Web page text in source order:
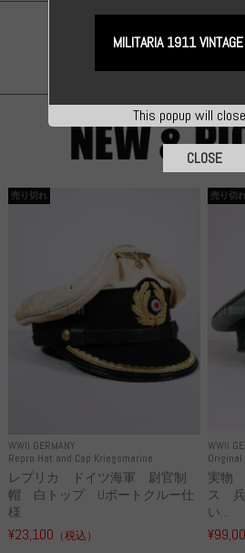
ALL
WWII GERMANY
Repro Hat and Cap Kriegsmarine
売り切れ
レプリカ ドイツ海軍 尉官制
帽 白トップ Uボートクルー仕
様
¥23,100 （税込）
WWII
Original
売り切
実物
ス 兵
い...
This popup will
MILITARIA 1911
CLOSE